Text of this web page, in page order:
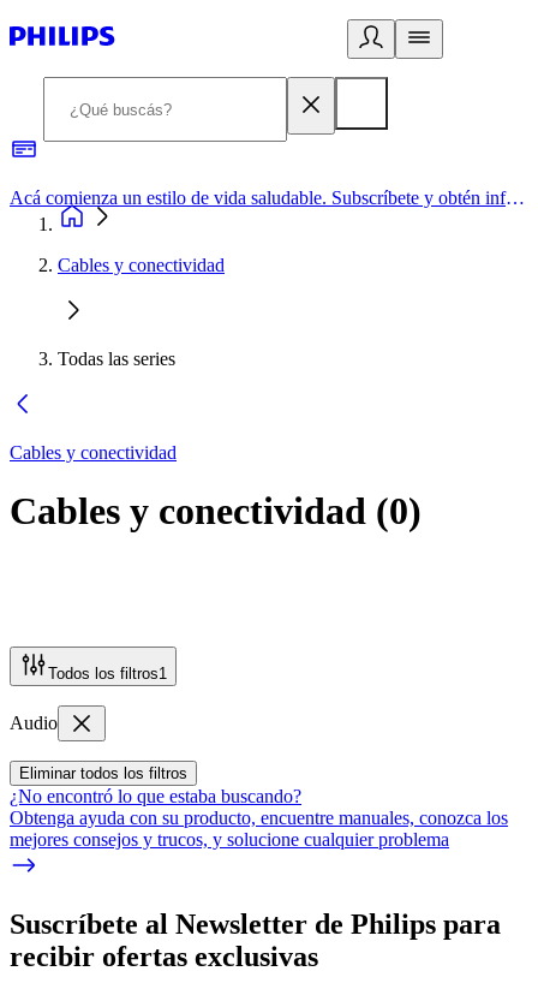
Acá comienza un estilo de vida saludable. Subscríbete y obtén información de primera mano
Cables y conectividad
Todas las series
Cables y conectividad
Cables y conectividad (0)
Todos los filtros1
Audio
Eliminar todos los filtros
¿No encontró lo que estaba buscando?
Obtenga ayuda con su producto, encuentre manuales, conozca los
mejores consejos y trucos, y solucione cualquier problema
Suscríbete al Newsletter de Philips para
recibir ofertas exclusivas